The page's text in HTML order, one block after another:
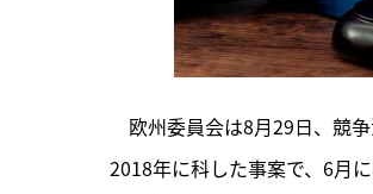
欧州委員会は8月29日、競
2018年に科した事案で、6月